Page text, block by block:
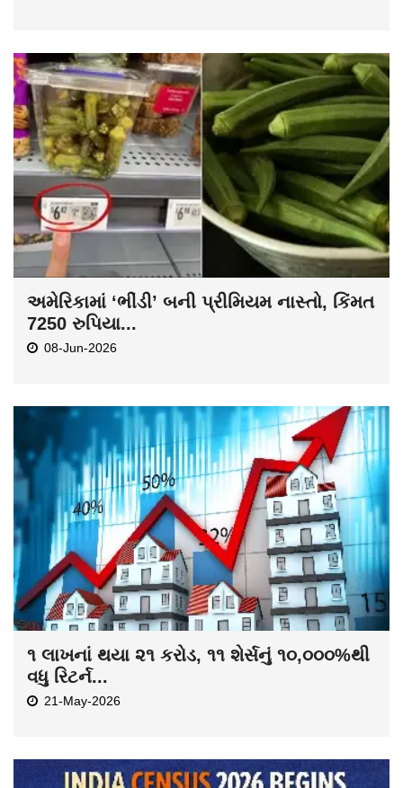
અમેરિકામાં ‘ભીંડી’ બની પ્રીમિયમ નાસ્તો, કિંમત
7250 રુપિયા...
08-Jun-2026
૧ લાખનાં થયા ૨૧ કરોડ, ૧૧ શેર્સનું ૧૦,૦૦૦%થી
વધુ રિટર્ન...
21-May-2026